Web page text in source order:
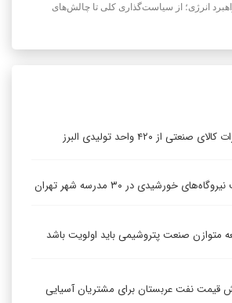
انرژی؛ از سیاست‌گذاری کلی تا چالش‌های
صنعتی از ۴۲۰ واحد تولیدی البرز
خورشیدی در ۳۰ مدرسه شهر تهران
متوازن صنعت پتروشیمی باید اولویت باشد
قیمت نفت عربستان برای مشتریان آسیایی